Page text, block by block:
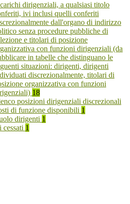
dirigenziali, a qualsiasi titolo
ivi inclusi quelli conferiti
dall'organo di indirizzo
senza procedure pubbliche di
e titolari di posizione
con funzioni dirigenziali (da
in tabelle che distinguano le
situazioni: dirigenti, dirigenti
discrezionalmente, titolari di
organizzativa con funzioni
18
posizioni dirigenziali discrezionali
di funzione disponibili 1
dirigenti 1
1